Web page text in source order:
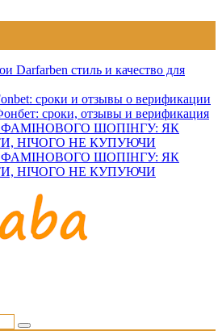
Darfarben стиль и качество для
сроки и отзывы о верификации
сроки, отзывы и верификация
ШОПІНГУ: ЯК
НІЧОГО НЕ КУПУЮЧИ
ШОПІНГУ: ЯК
НІЧОГО НЕ КУПУЮЧИ